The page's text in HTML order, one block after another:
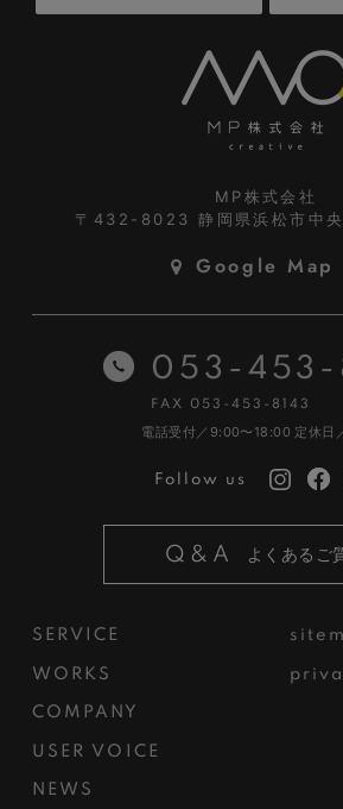
MP株式会社
〒432-8023静岡県浜松市中
Google Map
SERVICE
WORKS
COMPANY
USER VOICE
NEWS
053-453-
FAX 053-453-8143
電話受付／9:00〜18:00 定休日
Follow us
Q&A よくあるご